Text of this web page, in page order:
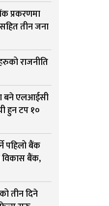
प्रकरणमा
तीन जना
राजनीति
बने एलआईसी
हुन टप १०
पहिलो बैंक
विकास बैंक,
तीन दिने